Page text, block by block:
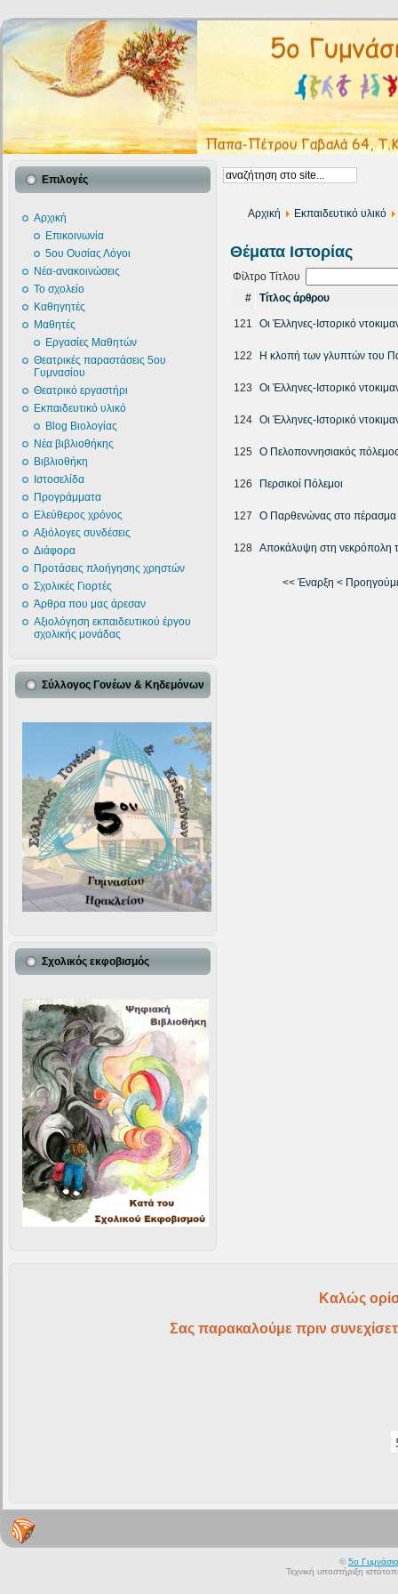
Επιλογές
Αρχική
Επικοινωνία
5ου Ουσίας Λόγοι
Νέα-ανακοινώσεις
Το σχολείο
Καθηγητές
Μαθητές
Εργασίες Μαθητών
Θεατρικές παραστάσεις 5ου
Γυμνασίου
Θεατρικό εργαστήρι
Εκπαιδευτικό υλικό
Blog Βιολογίας
Νέα βιβλιοθήκης
Βιβλιοθήκη
Ιστοσελίδα
Προγράμματα
Ελεύθερος χρόνος
Αξιόλογες συνδέσεις
Διάφορα
Προτάσεις πλοήγησης χρηστών
Σχολικές Γιορτές
Άρθρα που μας άρεσαν
Αξιολόγηση εκπαιδευτικού έργου
σχολικής μονάδας
Σύλλογος Γονέων & Κηδεμόνων
Σχολικός εκφοβισμός
Αρχική Εκπαιδευτικό υλικό
Θέματα Ιστορίας
Φίλτρο Τίτλου
#
Τίτλος άρθρου
121 Οι Έλληνες-Ιστορικό
122 Η κλοπή των γλυπτών του
123 Οι Έλληνες-Ιστορικό
124 Οι Έλληνες-Ιστορικό
125 O Πελοποννησιακός
126 Περσικοί Πόλεμοι
127 Ο Παρθενώνας στο πέρασμα
128 Αποκάλυψη στη νεκρόπολη
<< Έναρξη <
Καλώς
Σας παρακαλούμε πριν
© 5ο
Τεχνική υποστήριξη